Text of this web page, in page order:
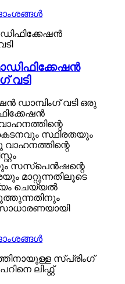
വടി
ഡാമ്പിംഗ് വടി ഒരു
സ്ഥിരതയും
വാഹനത്തിന്റെ
സസ്പെൻഷന്റെ
മാറ്റുന്നതിലൂടെ
ചെയ്യൽ